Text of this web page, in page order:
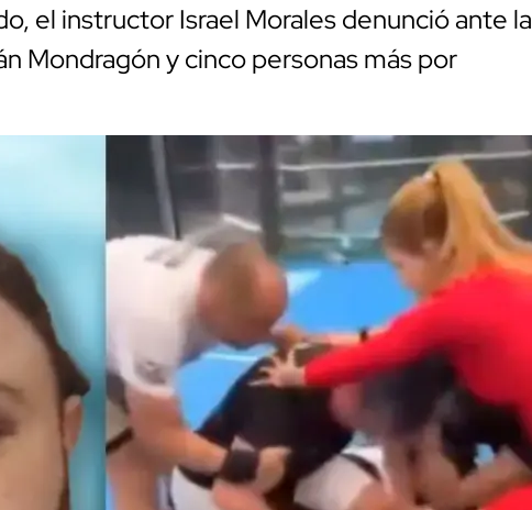
el instructor Israel Morales denunció ante la
Mondragón y cinco personas más por